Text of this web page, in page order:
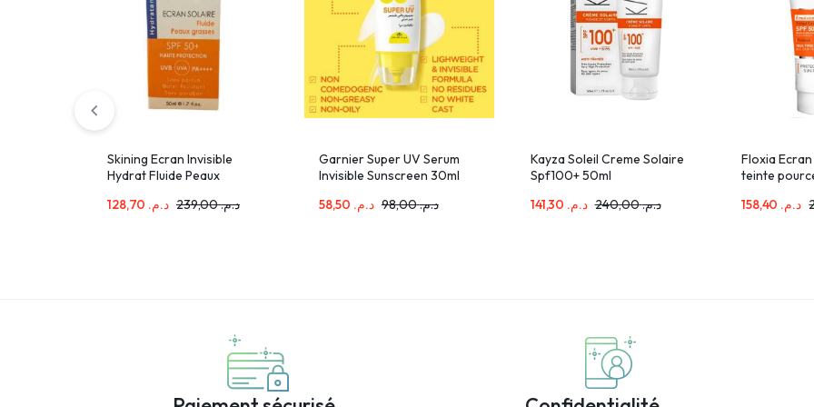
Skining Ecran Invisible
Hydrat Fluide Peaux
د.م. د.م.239,00
Garnier Super UV Serum
Invisible Sunscreen 30ml
د.م.
د.م.98,00
Kayza Soleil Creme Solaire
Spf100+ 50ml
د.م.
د.م.240,00
Floxia
teinte
د.م.